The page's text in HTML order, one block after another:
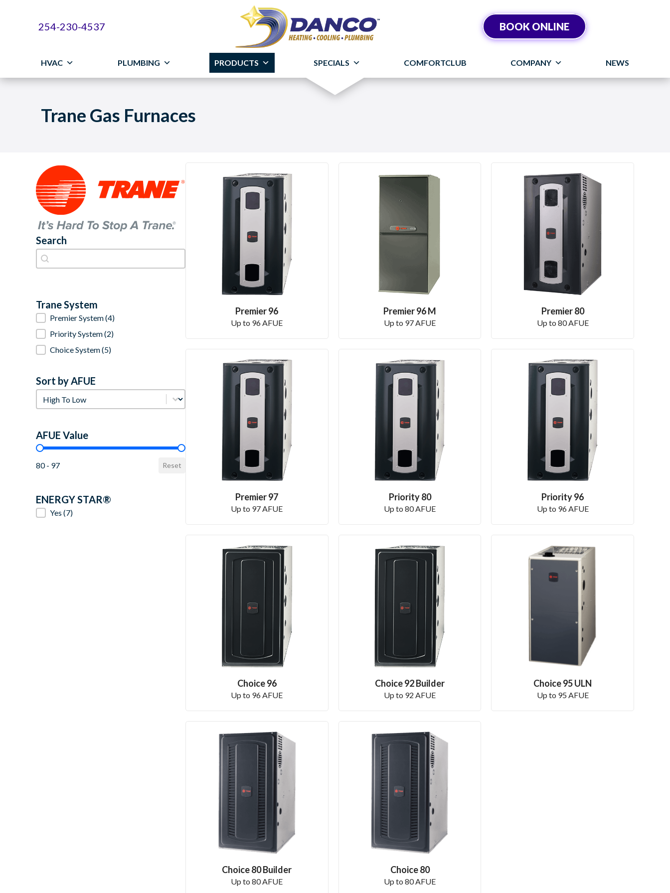
navigation
254-230-4537 BOOK ONLINE
HVAC PLUMBING PRODUCTS SPECIALS COMFORTCLUB COMPANY NEWS
Trane Gas Furnaces
Search
Search
Search
Trane System
Trane System
Premier System(4)
Priority System(2)
Choice System(5)
Sort by AFUE
Sort by AFUE
Sort by AFUE
AFUE Value
AFUE Value
80 - 97 Reset
ENERGY STAR®
ENERGY STAR®
Yes (7)
Premier 96
Up to 96 AFUE
Premier 96 M
Up to 97 AFUE
Premier 80
Up to 80 AFUE
Premier 97
Up to 97 AFUE
Priority 80
Up to 80 AFUE
Priority 96
Up to 96 AFUE
Choice 96
Up to 96 AFUE
Choice 92 Builder
Up to 92 AFUE
Choice 95 ULN
Up to 95 AFUE
Choice 80 Builder
Up to 80 AFUE
Choice 80
Up to 80 AFUE